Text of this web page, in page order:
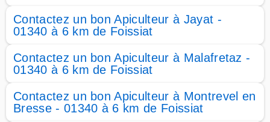
Contactez un bon Apiculteur à Jayat -
01340 à 6 km de Foissiat
Contactez un bon Apiculteur à Malafretaz -
01340 à 6 km de Foissiat
Contactez un bon Apiculteur à Montrevel en
Bresse - 01340 à 6 km de Foissiat